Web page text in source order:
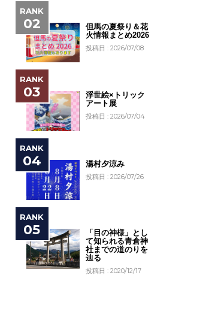
但馬の夏祭り＆花
火情報まとめ2026
投稿日 : 2026/07/08
浮世絵×トリック
アート展
投稿日 : 2026/07/04
湯村夕涼み
投稿日 : 2026/07/26
「目の神様」とし
て知られる青倉神
社までの道のりを
辿る
投稿日 : 2020/12/17